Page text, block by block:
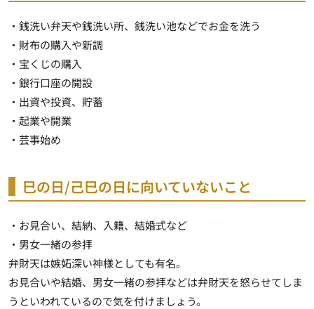
・銭洗い弁天や銭洗い所、銭洗い池などでお金を洗う
・財布の購入や新調
・宝くじの購入
・銀行口座の開設
・出資や投資、貯蓄
・起業や開業
・芸事始め
巳の日/己巳の日に向いていないこと
・お見合い、結納、入籍、結婚式など
・男女一緒の参拝
弁財天は嫉妬深い神様としても有名。
お見合いや結婚、男女一緒の参拝などは弁財天を怒らせてしま
うといわれているので気を付けましょう。